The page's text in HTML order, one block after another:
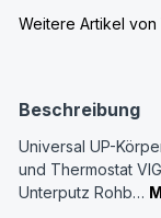
Weitere Artikel von
Beschreibung
Universal UP-
und Thermostat
Unterputz Rohb…